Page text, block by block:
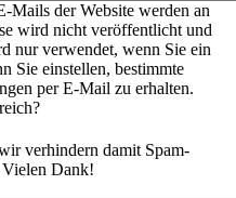
der Website werden an
wird nicht veröffentlicht und
nur verwendet, wenn Sie ein
Sie einstellen, bestimmte
per E-Mail zu erhalten.
verhindern damit Spam-
Dank!